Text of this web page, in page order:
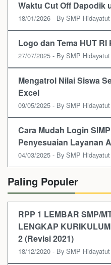
Waktu Cut Off Dapodik
18/01/2026 - By SMP
Logo dan Tema HUT RI
27/07/2025 - By SMP
Mengatrol Nilai Siswa
Excel
09/05/2025 - By SMP
Cara Mudah Login
Penyesuaian Layanan
04/03/2025 - By SMP
Paling Populer
RPP 1 LEMBAR SMP/
LENGKAP
2 (Revisi 2021)
18/12/2020 - By SMP